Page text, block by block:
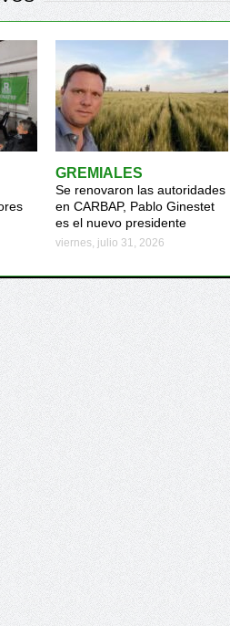
GREMIALES
Se renovaron las autoridades
en CARBAP, Pablo Ginestet
es el nuevo presidente
viernes, julio 31, 2026